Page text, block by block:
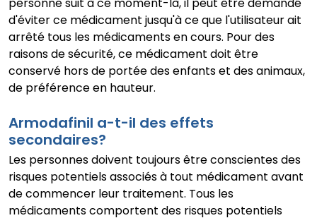
d'éviter ce médicament jusqu'à ce que l'utilisateur ait
arrêté tous les médicaments en cours. Pour des
raisons de sécurité, ce médicament doit être
conservé hors de portée des enfants et des animaux,
de préférence en hauteur.
Armodafinil a-t-il des effets
secondaires?
Les personnes doivent toujours être conscientes des
risques potentiels associés à tout médicament avant
de commencer leur traitement. Tous les
médicaments comportent des risques potentiels